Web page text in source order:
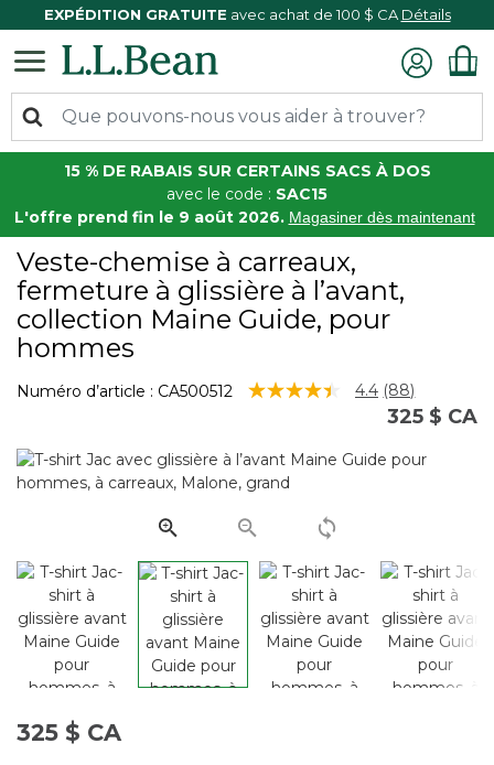
EXPÉDITION GRATUITE avec achat de 100 $ CA Détails
15 % DE RABAIS SUR CERTAINS SACS À DOS
avec le code : SAC15
L'offre prend fin le 9 août 2026. Magasiner dès maintenant
Veste-chemise à carreaux,
fermeture à glissière à l’avant,
collection Maine Guide, pour
hommes
Numéro d’article : CA500512 5 sur 5 Évaluation des clients
4.4 Lire
les
Lien
(88)
325 $ CA
325 $ CA